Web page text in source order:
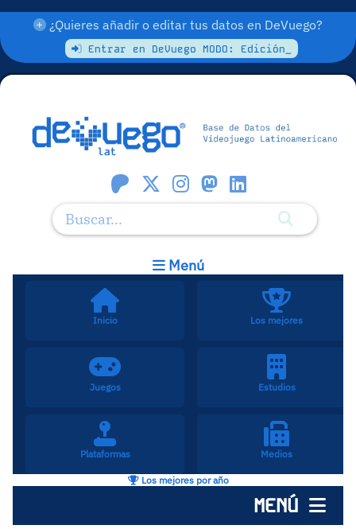
¿Quieres añadir o editar tus datos en DeVuego?
Entrar en DeVuego MODO: Edición_
Menú
Inicio Los mejores
Juegos Estudios
Plataformas Medios
Los mejores por año
MENÚ